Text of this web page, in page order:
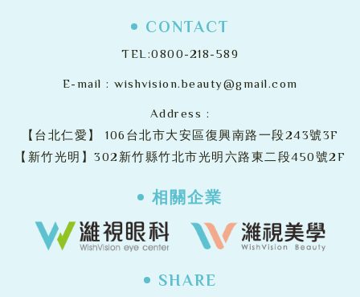
CONTACT
TEL:0800-218-589
E-mail : wishvision.beauty@gmail.com
Address :
【台北仁愛】 106台北市大安區復興南路一段243號3F
【新竹光明】302新竹縣竹北市光明六路東二段450號2F
相關企業
SHARE